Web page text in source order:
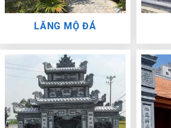
LĂNG MỘ ĐÁ